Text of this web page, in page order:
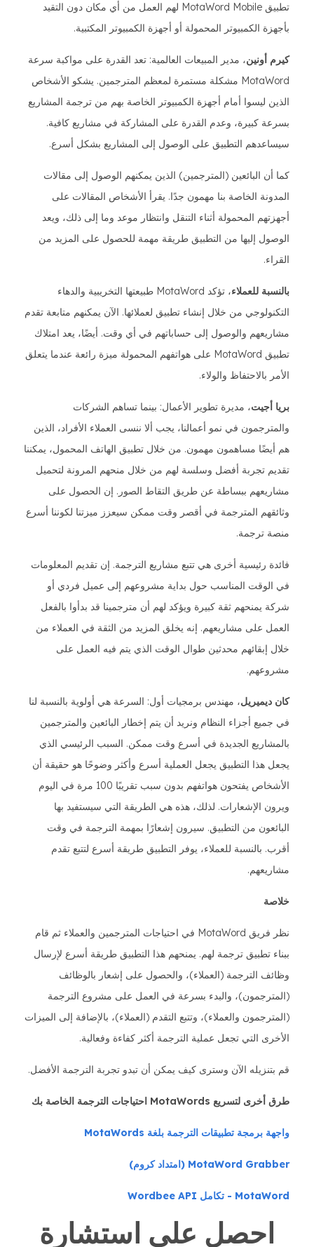
تطبيق MotaWord Mobile لهم العمل من أي مكان دون التقيد
بأجهزة الكمبيوتر المحمولة أو أجهزة الكمبيوتر المكتبية.
كيرم أونين، مدير المبيعات العالمية: تعد القدرة على مواكبة سرعة
MotaWord مشكلة مستمرة لمعظم المترجمين. يشكو الأشخاص
الذين ليسوا أمام أجهزة الكمبيوتر الخاصة بهم من ترجمة المشاريع
بسرعة كبيرة، وعدم القدرة على المشاركة في مشاريع كافية.
سيساعدهم التطبيق على الوصول إلى المشاريع بشكل أسرع.
كما أن البائعين (المترجمين) الذين يمكنهم الوصول إلى مقالات
المدونة الخاصة بنا مهمون جدًا. يقرأ الأشخاص المقالات على
أجهزتهم المحمولة أثناء التنقل وانتظار موعد وما إلى ذلك، ويعد
الوصول إليها من التطبيق طريقة مهمة للحصول على المزيد من
القراء.
بالنسبة للعملاء
، تؤكد MotaWord طبيعتها التخريبية والدهاء
التكنولوجي من خلال إنشاء تطبيق لعملائها. الآن يمكنهم متابعة تقدم
مشاريعهم والوصول إلى حساباتهم في أي وقت. أيضًا، يعد امتلاك
تطبيق MotaWord على هواتفهم المحمولة ميزة رائعة عندما يتعلق
الأمر بالاحتفاظ والولاء.
بريا أجيت، مديرة تطوير الأعمال: بينما تساهم الشركات
والمترجمون في نمو أعمالنا، يجب ألا ننسى العملاء الأفراد، الذين
هم أيضًا مساهمون مهمون. من خلال تطبيق الهاتف المحمول، يمكننا
تقديم تجربة أفضل وسلسة لهم من خلال منحهم المرونة لتحميل
مشاريعهم ببساطة عن طريق التقاط الصور. إن الحصول على
وثائقهم المترجمة في أقصر وقت ممكن سيعزز ميزتنا لكوننا أسرع
منصة ترجمة.
فائدة رئيسية أخرى هي تتبع مشاريع الترجمة. إن تقديم المعلومات
في الوقت المناسب حول بداية مشروعهم إلى عميل فردي أو
شركة يمنحهم ثقة كبيرة ويؤكد لهم أن مترجمينا قد بدأوا بالفعل
العمل على مشاريعهم. إنه يخلق المزيد من الثقة في العملاء من
خلال إبقائهم محدثين طوال الوقت الذي يتم فيه العمل على
مشروعهم.
كان ديميريل، مهندس برمجيات أول: السرعة هي أولوية بالنسبة لنا
في جميع أجزاء النظام ونريد أن يتم إخطار البائعين والمترجمين
بالمشاريع الجديدة في أسرع وقت ممكن. السبب الرئيسي الذي
يجعل هذا التطبيق يجعل العملية أسرع وأكثر وضوحًا هو حقيقة أن
الأشخاص يفتحون هواتفهم بدون سبب تقريبًا 100 مرة في اليوم
ويرون الإشعارات. لذلك، هذه هي الطريقة التي سيستفيد بها
البائعون من التطبيق. سيرون إشعارًا بمهمة الترجمة في وقت
أقرب. بالنسبة للعملاء، يوفر التطبيق طريقة أسرع لتتبع تقدم
مشاريعهم.
خلاصة
نظر فريق MotaWord في احتياجات المترجمين والعملاء ثم قام
ببناء تطبيق ترجمة لهم. يمنحهم هذا التطبيق طريقة أسرع لإرسال
وظائف الترجمة (العملاء)، والحصول على إشعار بالوظائف
(المترجمون)، والبدء بسرعة في العمل على مشروع الترجمة
(المترجمون والعملاء)، وتتبع التقدم (العملاء)، بالإضافة إلى الميزات
الأخرى التي تجعل عملية الترجمة أكثر كفاءة وفعالية.
قم بتنزيله الآن وسترى كيف يمكن أن تبدو تجربة الترجمة الأفضل.
طرق أخرى لتسريع MotaWords احتياجات الترجمة الخاصة بك
واجهة برمجة تطبيقات الترجمة بلغة MotaWords
MotaWord Grabber (امتداد كروم)
MotaWord - تكامل Wordbee API
احصل على استشارة